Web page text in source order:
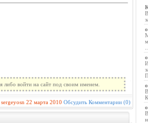
либо войти на сайт под своим именем.
sergeyosn 22 марта 2010 Обсудить Комментарии (0)